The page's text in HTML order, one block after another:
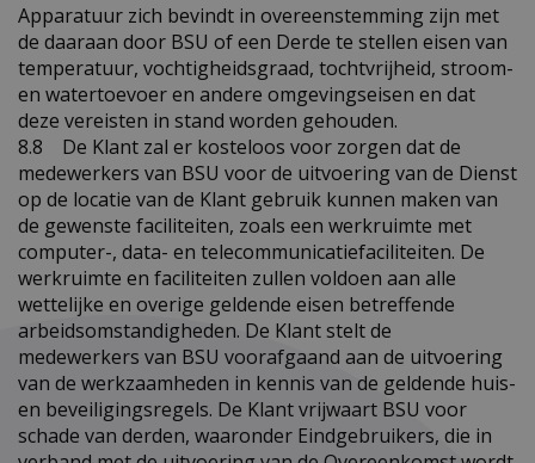
Apparatuur zich bevindt in overeenstemming zijn met
de daaraan door BSU of een Derde te stellen eisen van
temperatuur, vochtigheidsgraad, tochtvrijheid, stroom-
en watertoevoer en andere omgevingseisen en dat
deze vereisten in stand worden gehouden.
8.8 De Klant zal er kosteloos voor zorgen dat de
medewerkers van BSU voor de uitvoering van de Dienst
op de locatie van de Klant gebruik kunnen maken van
de gewenste faciliteiten, zoals een werkruimte met
computer-, data- en telecommunicatiefaciliteiten. De
werkruimte en faciliteiten zullen voldoen aan alle
wettelijke en overige geldende eisen betreffende
arbeidsomstandigheden. De Klant stelt de
medewerkers van BSU voorafgaand aan de uitvoering
van de werkzaamheden in kennis van de geldende huis-
en beveiligingsregels. De Klant vrijwaart BSU voor
schade van derden, waaronder Eindgebruikers, die in